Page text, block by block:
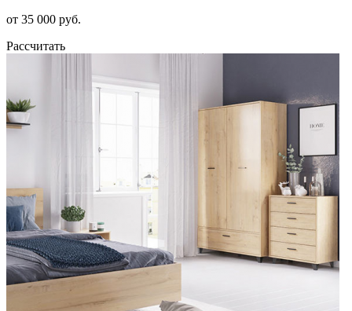
от 35 000 руб.
Рассчитать